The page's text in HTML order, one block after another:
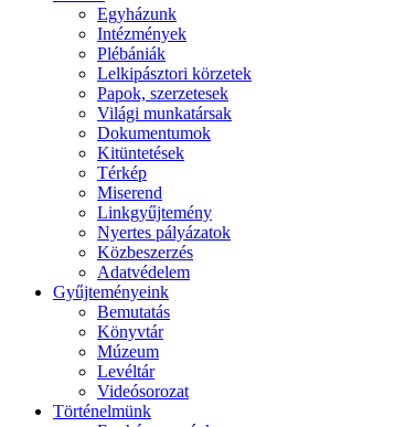
Egyházunk
Intézmények
Plébániák
Lelkipásztori körzetek
Papok, szerzetesek
Világi munkatársak
Dokumentumok
Kitüntetések
Térkép
Miserend
Linkgyűjtemény
Nyertes pályázatok
Közbeszerzés
Adatvédelem
Gyűjteményeink
Bemutatás
Könyvtár
Múzeum
Levéltár
Videósorozat
Történelmünk